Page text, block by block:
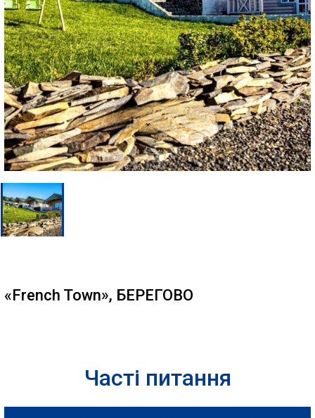
«French Town», БЕРЕГОВО
Часті питання